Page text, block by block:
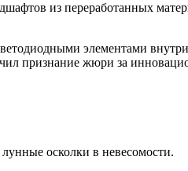
из переработанных
элементами
признание жюри за
осколки в невесомости.